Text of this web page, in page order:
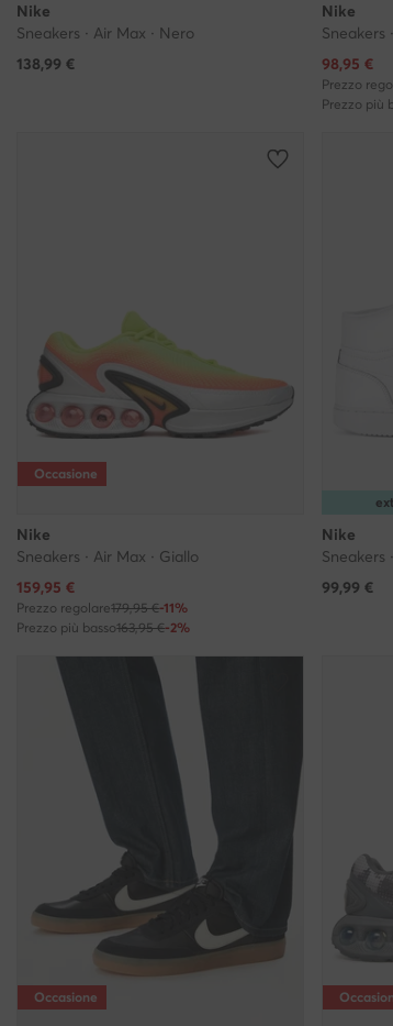
Nike
Sneakers · Air Max · Nero
138,99 €
Nike
Sneakers
Prezzo
98,95 €
Prezzo
Prezzo più
Occasione
Nike
Sneakers · Air Max · Giallo
Prezzo attuale
159,95 €
Prezzo regolare179,95 €-11%
Prezzo più basso163,95 €-2%
Nike
Sneakers
99,99 €
Occasione